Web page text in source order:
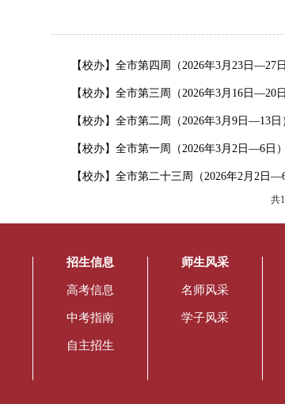
【校办】全市第四周（2026年3月23日—27
【校办】全市第三周（2026年3月16日—20
【校办】全市第二周（2026年3月9日—13
【校办】全市第一周（2026年3月2日—6日
【校办】全市第二十三周（2026年2月2日
共
招生信息
高考信息
中考指南
自主招生
师生风采
名师风采
学子风采